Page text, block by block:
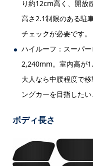
り約12cm高く、開放
高さ2.1制限のある駐
チェックが必要です。
ハイルーフ：スーパ
2,240mm。室内高が
大人なら中腰程度で
ングカーを目指したい
ボディ長さ